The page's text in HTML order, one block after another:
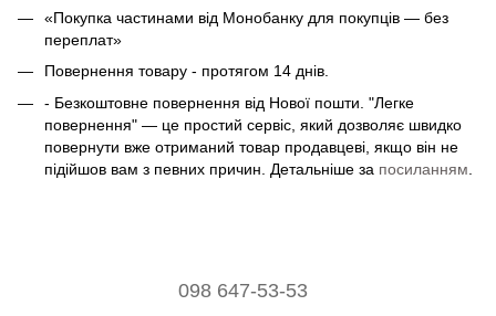
«Покупка частинами від Монобанку для покупців — без
переплат»
Повернення товару - протягом 14 днів.
- Безкоштовне повернення від Нової пошти. "Легке
повернення" — це простий сервіс, який дозволяє швидко
повернути вже отриманий товар продавцеві, якщо він не
підійшов вам з певних причин. Детальніше за посиланням
098 647-53-53